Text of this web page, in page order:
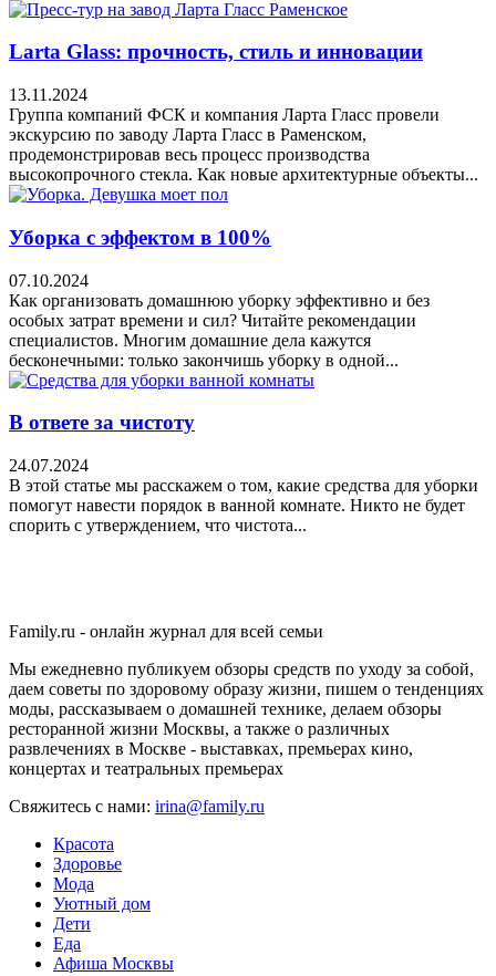
Larta Glass: прочность, стиль и инновации
13.11.2024
Группа компаний ФСК и компания Ларта Гласс провели
экскурсию по заводу Ларта Гласс в Раменском,
продемонстрировав весь процесс производства
высокопрочного стекла. Как новые архитектурные объекты...
Уборка с эффектом в 100%
07.10.2024
Как организовать домашнюю уборку эффективно и без
особых затрат времени и сил? Читайте рекомендации
специалистов. Многим домашние дела кажутся
бесконечными: только закончишь уборку в одной...
В ответе за чистоту
24.07.2024
В этой статье мы расскажем о том, какие средства для уборки
помогут навести порядок в ванной комнате. Никто не будет
спорить с утверждением, что чистота...
Family.ru - онлайн журнал для всей семьи
Мы ежедневно публикуем обзоры средств по уходу за собой,
даем советы по здоровому образу жизни, пишем о тенденциях
моды, рассказываем о домашней технике, делаем обзоры
ресторанной жизни Москвы, а также о различных
развлечениях в Москве - выставках, премьерах кино,
концертах и театральных премьерах
Свяжитесь с нами: irina@family.ru
Красота
Здоровье
Мода
Уютный дом
Дети
Еда
Афиша Москвы